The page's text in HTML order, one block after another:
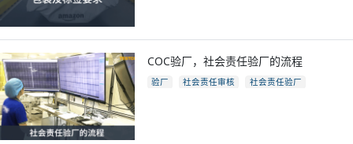
COC验厂，社会责任验厂的流程
验厂 社会责任审核
社会责任验厂